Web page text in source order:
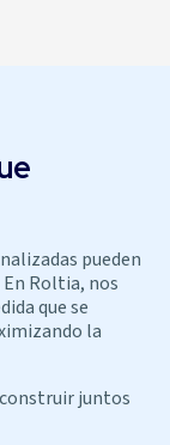
pueden
Roltia, nos
que se
la
juntos